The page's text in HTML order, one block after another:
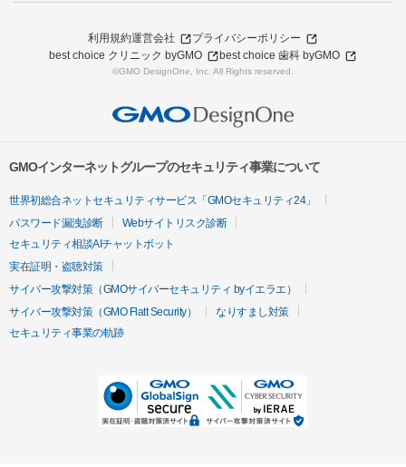
利用規約運営会社
プライバシーポリシー
best choice クリニック byGMO
best choice 歯科 byGMO
©GMO DesignOne, Inc. All Rights reserved.
GMOインターネットグループのセキュリティ事業について
世界初総合ネットセキュリティサービス「GMOセキュリティ24」
パスワード漏洩診断
Webサイトリスク診断
セキュリティ相談AIチャットボット
実在証明・盗聴対策
サイバー攻撃対策（GMOサイバーセキュリティ byイエラエ）
サイバー攻撃対策（GMO Flatt Security）
なりすまし対策
セキュリティ事業の軌跡